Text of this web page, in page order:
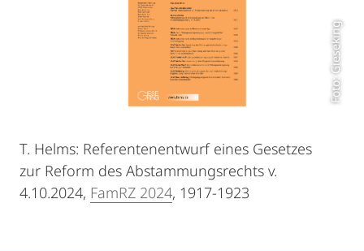
Foto: Gieseking
T. Helms: Referentenentwurf eines Gesetzes
zur Reform des Abstammungsrechts v.
4.10.2024, FamRZ 2024, 1917-1923